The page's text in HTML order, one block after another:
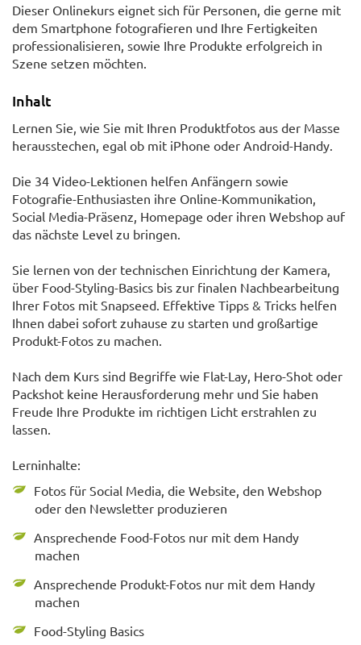
Dieser Onlinekurs eignet sich für Personen, die gerne mit
dem Smartphone fotografieren und Ihre Fertigkeiten
professionalisieren, sowie Ihre Produkte erfolgreich in
Szene setzen möchten.
Inhalt
Lernen Sie, wie Sie mit Ihren Produktfotos aus der Masse
herausstechen, egal ob mit iPhone oder Android-Handy.
Die 34 Video-Lektionen helfen Anfängern sowie
Fotografie-Enthusiasten ihre Online-Kommunikation,
Social Media-Präsenz, Homepage oder ihren Webshop auf
das nächste Level zu bringen.
Sie lernen von der technischen Einrichtung der Kamera,
über Food-Styling-Basics bis zur finalen Nachbearbeitung
Ihrer Fotos mit Snapseed. Effektive Tipps & Tricks helfen
Ihnen dabei sofort zuhause zu starten und großartige
Produkt-Fotos zu machen.
Nach dem Kurs sind Begriffe wie Flat-Lay, Hero-Shot oder
Packshot keine Herausforderung mehr und Sie haben
Freude Ihre Produkte im richtigen Licht erstrahlen zu
lassen.
Lerninhalte:
Fotos für Social Media, die Website, den Webshop
oder den Newsletter produzieren
Ansprechende Food-Fotos nur mit dem Handy
machen
Ansprechende Produkt-Fotos nur mit dem Handy
machen
Food-Styling Basics